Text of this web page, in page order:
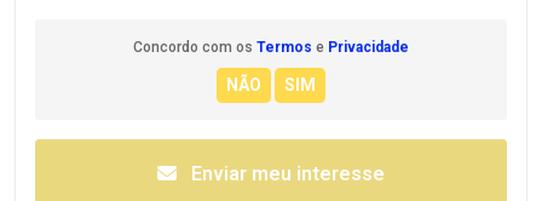
Concordo com os Termos e Privacidade
Enviar meu interesse